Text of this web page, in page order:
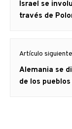
entradas
Artículo
anterior
Israel se
través de
Artículo siguiente
Artículo
siguiente:
Alemania se
de los